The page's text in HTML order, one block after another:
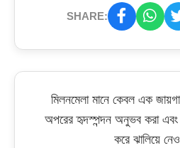
SHARE:
মিলনমেলা মানে কেবল এক
অপরের হৃদস্পন্দন অনুভব করা
করে ঝালিয়ে